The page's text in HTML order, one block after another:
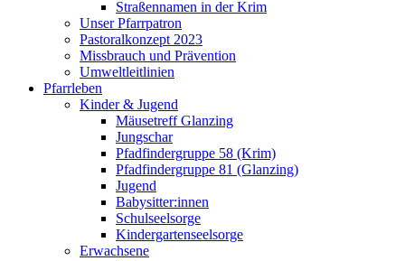
Straßennamen in der Krim
Unser Pfarrpatron
Pastoralkonzept 2023
Missbrauch und Prävention
Umweltleitlinien
Pfarrleben
Kinder & Jugend
Mäusetreff Glanzing
Jungschar
Pfadfindergruppe 58 (Krim)
Pfadfindergruppe 81 (Glanzing)
Jugend
Babysitter:innen
Schulseelsorge
Kindergartenseelsorge
Erwachsene